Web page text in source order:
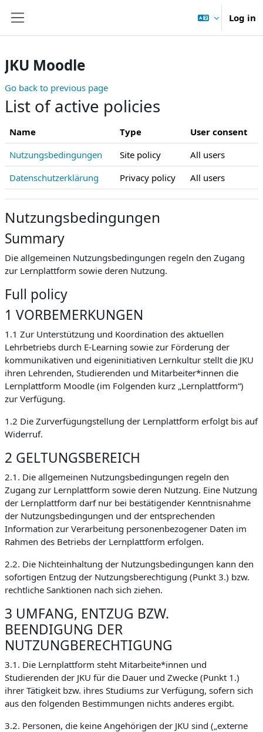
Log in
JKU Moodle
Go back to previous page
List of active policies
Name Type
User consent
Nutzungsbedingungen
Site policy
All users
Datenschutzerklärung
Privacy policy All users
Nutzungsbedingungen
Summary
Die allgemeinen Nutzungsbedingungen regeln den Zugang
zur Lernplattform sowie deren Nutzung.
Full policy
1 VORBEMERKUNGEN
1.1 Zur Unterstützung und Koordination des aktuellen
Lehrbetriebs durch E-Learning sowie zur Förderung der
kommunikativen und eigeninitiativen Lernkultur stellt die JKU
ihren Lehrenden, Studierenden und Mitarbeiter*innen die
Lernplattform Moodle (im Folgenden kurz „Lernplattform“)
zur Verfügung.
1.2 Die Zurverfügungstellung der Lernplattform erfolgt bis auf
Widerruf.
2 GELTUNGSBEREICH
2.1. Die allgemeinen Nutzungsbedingungen regeln den
Zugang zur Lernplattform sowie deren Nutzung. Eine Nutzung
der Lernplattform darf nur bei bestätigender Kenntnisnahme
der Nutzungsbedingungen und der entsprechenden
Information zur Verarbeitung personenbezogener Daten im
Rahmen des Betriebs der Lernplattform erfolgen.
2.2. Die Nichteinhaltung der Nutzungsbedingungen kann den
sofortigen Entzug der Nutzungsberechtigung (Punkt 3.) bzw.
rechtliche Sanktionen nach sich ziehen.
3 UMFANG, ENTZUG BZW.
BEENDIGUNG DER
NUTZUNGBERECHTIGUNG
3.1. Die Lernplattform steht Mitarbeite*innen und
Studierenden der JKU für die Dauer und Zwecke (Punkt 1.)
ihrer Tätigkeit bzw. ihres Studiums zur Verfügung, sofern sich
aus den folgenden Bestimmungen nichts anderes ergibt.
3.2. Personen, die keine Angehörigen der JKU sind („externe